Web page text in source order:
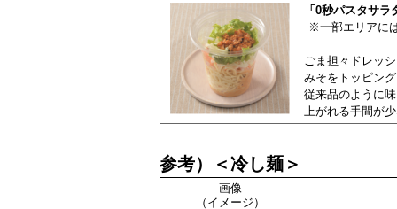
「0秒パスタサ
※一部エリアに
ごま担々ドレッ
みそを トッピン
従来品のように
上がれる手間が
参考）＜冷し麺＞
画像
（イメージ）